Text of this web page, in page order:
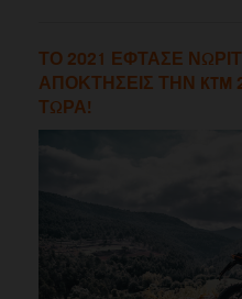
ΤΟ 2021 ΕΦΤΑΣΕ
ΑΠΟΚΤΗΣΕΙΣ ΤΗΝ KTM
ΤΩΡΑ!